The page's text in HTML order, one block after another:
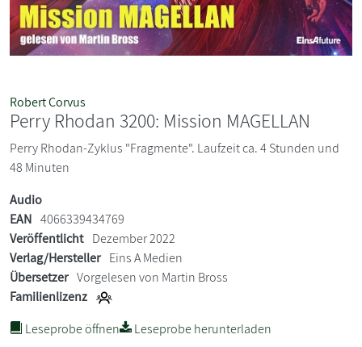
Robert Corvus
Perry Rhodan 3200: Mission MAGELLAN
Perry Rhodan-Zyklus "Fragmente". Laufzeit ca. 4 Stunden und
48 Minuten
Audio
EAN 4066339434769
Veröffentlicht Dezember 2022
Verlag/Hersteller Eins A Medien
Übersetzer Vorgelesen von Martin Bross
Familienlizenz
Leseprobe öffnen
Leseprobe herunterladen